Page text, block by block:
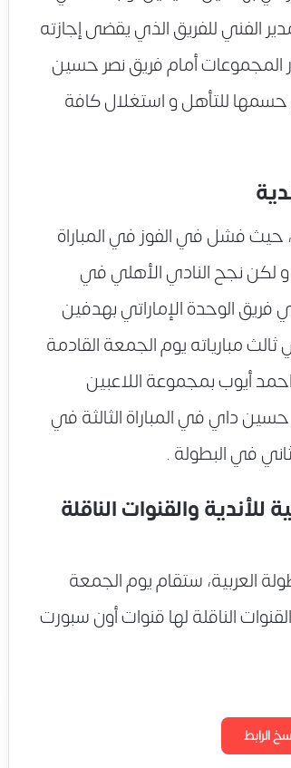
الفني للفريق الذي يقضى إجازته
المجموعات أمام فريق نصر حسين
حسمها للتأهل و استغلال كافة
حيث فشل في الفوز في المباراة
و لكن نجح النادي الأهلي في
الوحدة الإماراتي بهدفين
مبارياته يوم الجمعة القادمة
أيوب بمجموعة اللاعبين
داي في المباراة الثالثة في
في البطولة .
والقنوات الناقلة
العربية، ستقام يوم الجمعة
و القنوات الناقلة لها قنوات أون سبورت
الرابط